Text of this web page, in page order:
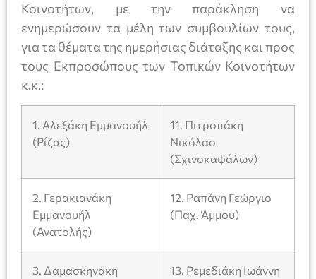
Κοινοτήτων, με την παράκληση να
ενημερώσουν τα μέλη των συμβουλίων τους,
για τα θέματα της ημερήσιας διάταξης και προς
τους Εκπροσώπους των Τοπικών Κοινοτήτων
κ.κ.:
1. Αλεξάκη Εμμανουήλ
(Ρίζας)
11. Πιτροπάκη
Νικόλαο
(Σχινοκαψάλων)
2. Γερακιανάκη
Εμμανουήλ
(Ανατολής)
12. Ραπάνη Γεώργιο
(Παχ. Άμμου)
3. Δαμασκηνάκη
13. Ρεμεδιάκη Ιωάννη